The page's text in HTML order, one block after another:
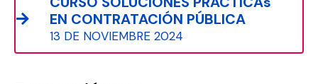
EN CONTRATACIÓN PÚBLICA
13 DE NOVIEMBRE 2024